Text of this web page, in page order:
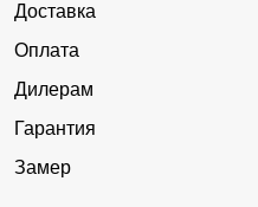
Доставка
Оплата
Дилерам
Гарантия
Замер